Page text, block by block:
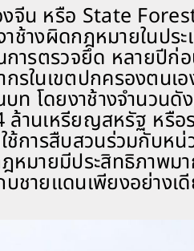
งจีน หรือ State
างผิดกฎหมายในประ
การตรวจยึด หลายปี
รในเขตปกครองตนเ
ท โดยงาช้างจำนวนดั
านเหรียญสหรัฐ หรือ
ช้การสืบสวนร่วมกับหน่
หมายมีประสิทธิภาพม
ชายแดนเพียงอย่างเ